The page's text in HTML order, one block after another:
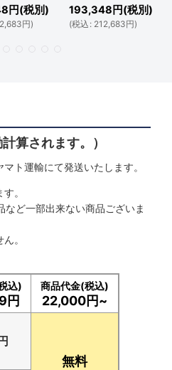
円(税別)
円)
193,348 円(税別)
(税込 : 212,683円)
算されます。）
ト運輸にて発送いたします。
。
など一部出来ない商品ございま
。
込)
円
商品代金(税込)
22,000円~
無料